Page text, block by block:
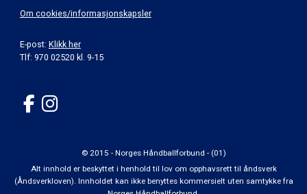
Om cookies/informasjonskapsler
E-post: Klikk her
Tlf: 970 02520 kl. 9-15
© 2015 - Norges Håndballforbund - (01)
Alt innhold er beskyttet i henhold til lov om opphavsrett til åndsverk
(Åndsverkloven). Innholdet kan ikke benyttes kommersielt uten samtykke fra